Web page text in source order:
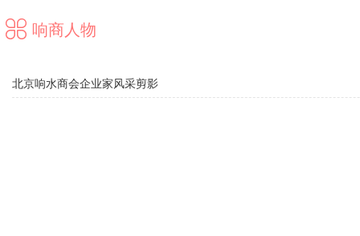
响商人物
北京响水商会企业家风采剪影